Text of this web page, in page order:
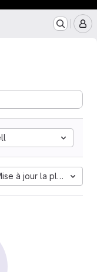
à jour la plus